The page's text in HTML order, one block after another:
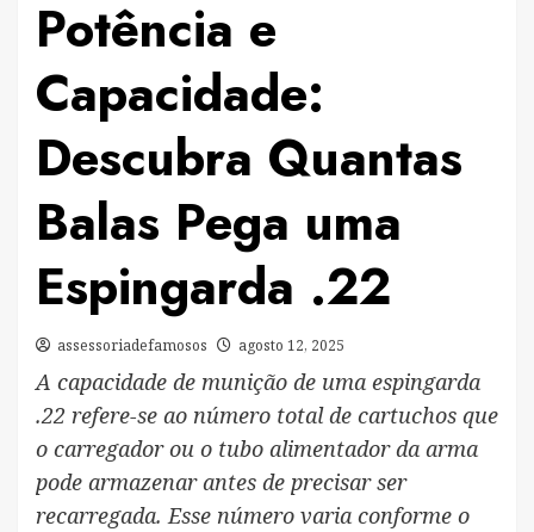
Potência e
Capacidade:
Descubra Quantas
Balas Pega uma
Espingarda .22
assessoriadefamosos agosto 12, 2025
A capacidade de munição de uma espingarda
.22 refere-se ao número total de cartuchos que
o carregador ou o tubo alimentador da arma
pode armazenar antes de precisar ser
recarregada. Esse número varia conforme o